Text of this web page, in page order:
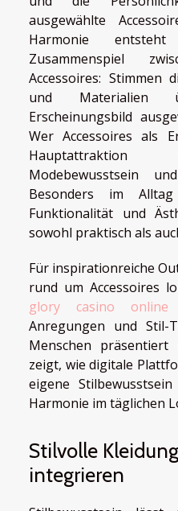
ausgewählte
Harmonie
Zusammenspiel
Accessoires: Stimmen
und Materialien
Erscheinungsbild
Wer Accessoires als
Hauptattraktion
Modebewusstsein
Besonders im
Funktionalität und
sowohl praktisch als
Für inspirationreiche
rund um Accessoires
glory casino online
Anregungen und Stil-
Menschen präsentiert
zeigt, wie digitale
eigene
Harmonie im täglichen
Stilvolle
integrieren